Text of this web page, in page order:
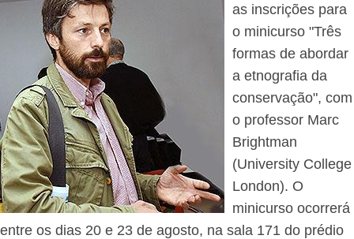
as inscrições para
o minicurso "Três
formas de abordar
a etnografia da
conservação", com
o professor Marc
Brightman
(University College
London). O
minicurso ocorrerá
entre os dias 20 e 23 de agosto, na sala 171 do prédio